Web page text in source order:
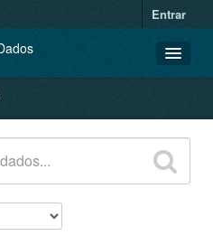
Entrar